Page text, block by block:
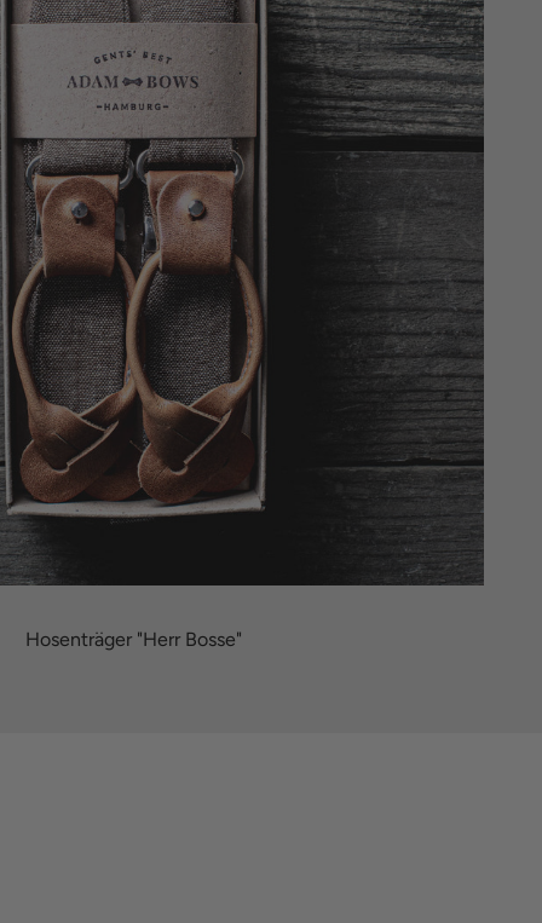
Hosenträger "Herr Bosse"